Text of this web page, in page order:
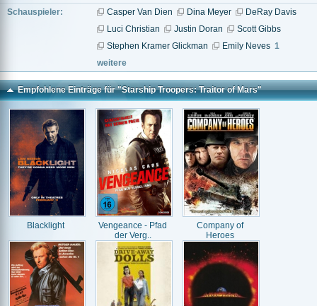
Schauspieler:
Casper Van Dien Dina Meyer
DeRay Davis
Luci Christian
Justin Doran
Scott Gibbs
Stephen Kramer Glickman
Emily Neves 1
weitere
Empfohlene Einträge für "Starship Troopers: Traitor of Mars"
Blacklight
Vengeance - Pfad
der Verg..
Company of
Heroes